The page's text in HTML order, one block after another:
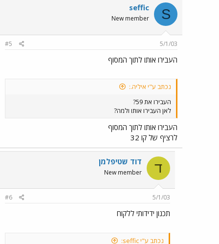
S
seffic
New member
5/1/03
#5
העבירו אותו לתוך המסוף
נכתב ע"י איליה.:
העבירו את 59?
לאן העבירו אותו ולמה?
העבירו אותו לתוך המסוף
לרציף של קו 32
ד דוד שטיפלמן
New member
5/1/03
#6
תכנון ידידותי ללקוח
נכתב ע"י seffic: